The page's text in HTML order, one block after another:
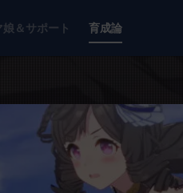
娘＆サポート 育成論